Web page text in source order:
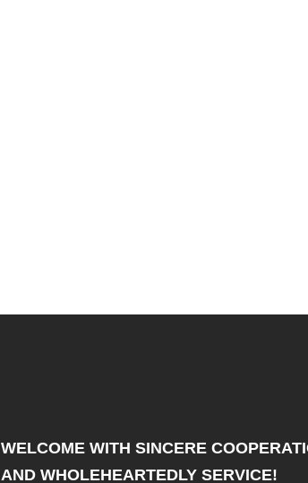
WELCOME WITH SINCERE
AND WHOLEHEARTEDLY SERVICE!